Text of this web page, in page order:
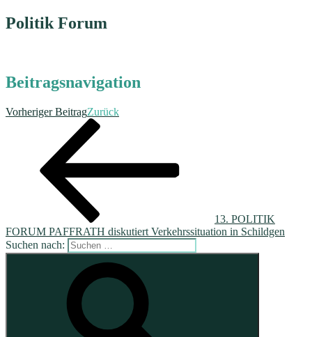
Politik Forum
Beitragsnavigation
Vorheriger BeitragZurück
13. POLITIK
FORUM PAFFRATH diskutiert Verkehrssituation in Schildgen
Suchen nach: